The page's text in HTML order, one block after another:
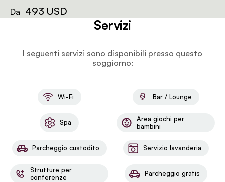
Da 493 USD
Servizi
I seguenti servizi sono disponibili presso questo
soggiorno:
Wi-Fi Bar / Lounge
Spa
Area giochi per
bambini
Parcheggio custodito Servizio lavanderia
Strutture per
conferenze
Parcheggio gratis